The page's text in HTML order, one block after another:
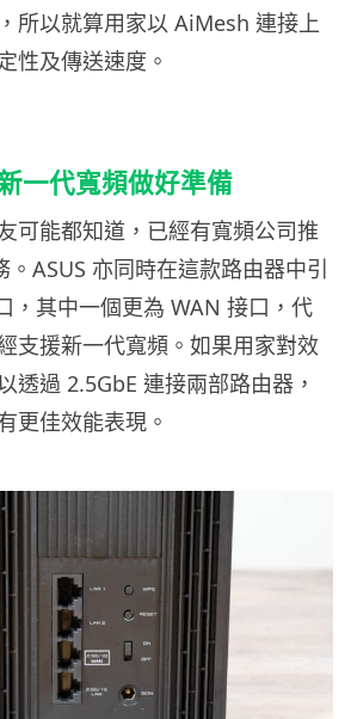
所以就算用家以 AiMesh 連接上
性及傳送速度。
一代寬頻做好準備
可能都知道，已經有寬頻公司推
。ASUS 亦同時在這款路由器中引
，其中一個更為 WAN 接口，代
支援新一代寬頻。如果用家對效
透過 2.5GbE 連接兩部路由器，
更佳效能表現。